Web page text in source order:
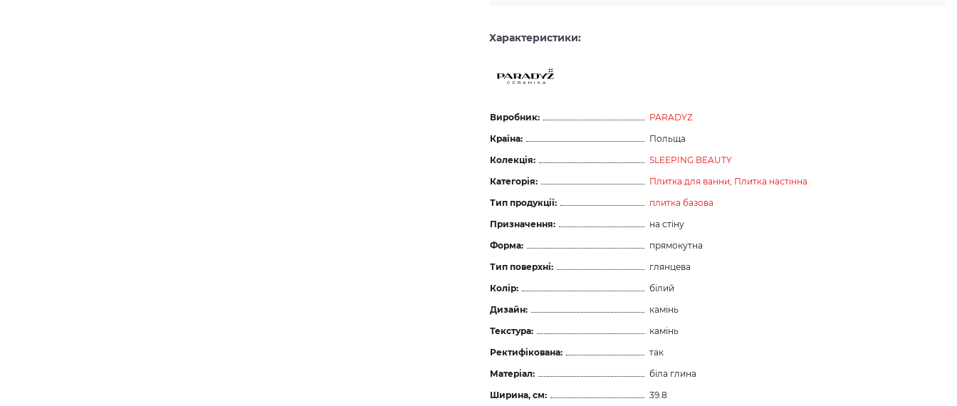
Характеристики:
Виробник:
PARADYZ
Країна:
Польща
Колекція:
SLEEPING BEAUTY
Категорія:
Плитка для ванни, Плитка настінна
Тип продукції:
плитка базова
Призначення:
на стіну
Форма:
прямокутна
Тип поверхні:
глянцева
Колір:
білий
Дизайн:
камінь
Текстура:
камінь
Ректифікована:
так
Матеріал:
біла глина
Ширина, см:
39.8